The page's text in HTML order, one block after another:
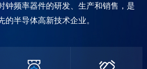
钟频率器件的研发、生产和销售，是
的半导体高新技术企业。